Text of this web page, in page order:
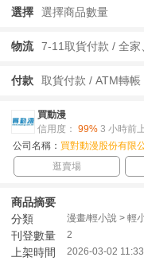
選擇 選擇商品數量
物流
付款 取貨付款 / ATM轉
買動漫
信用度： 99% 3 小時前
公司名稱： 買對動漫股份有限
逛賣場
商品摘要
分類
漫畫/輕小說 > 輕
刊登數量 2
上架時間 2026-03-02